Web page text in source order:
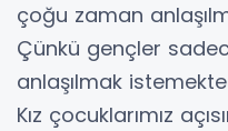
çoğu zaman
Çünkü gençler
anlaşılmak
Kız çocuklarımız